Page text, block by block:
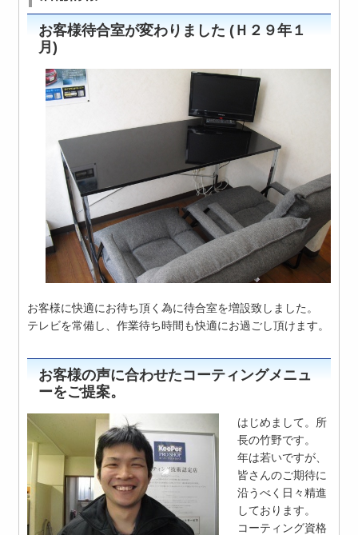
お客様待合室が変わりました (Ｈ２９年１
月)
お客様に快適にお待ち頂く為に待合室を増設致しました。
テレビを常備し、作業待ち時間も快適にお過ごし頂けます。
お客様の声に合わせたコーティングメニュ
ーをご提案。
はじめまして。所
長の竹野です。
年は若いですが、
皆さんのご期待に
沿うべく日々精進
しております。
コーティング資格